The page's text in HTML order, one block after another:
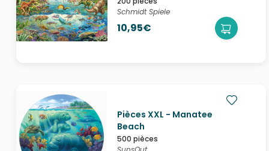
Schmidt Spiele
10,95€
Pièces XXL - Manatee
Beach
500 pièces